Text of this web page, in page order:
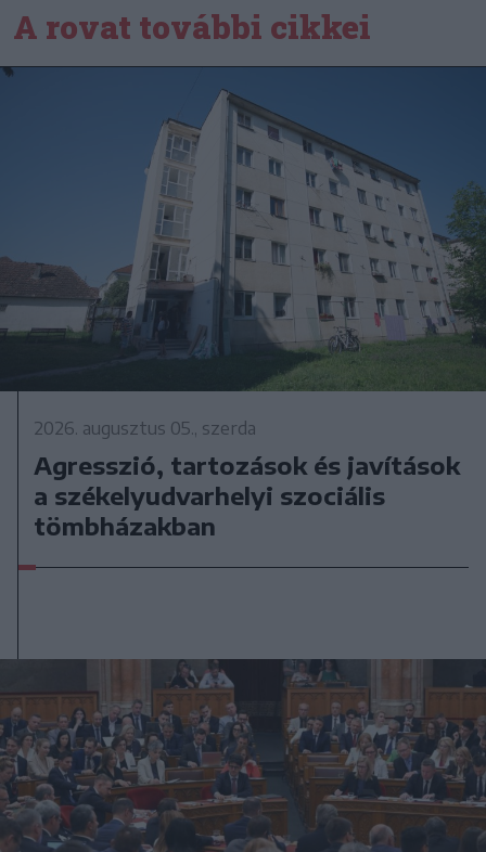
A rovat további cikkei
2026. augusztus 05., szerda
Agresszió, tartozások és javítások
a székelyudvarhelyi szociális
tömbházakban